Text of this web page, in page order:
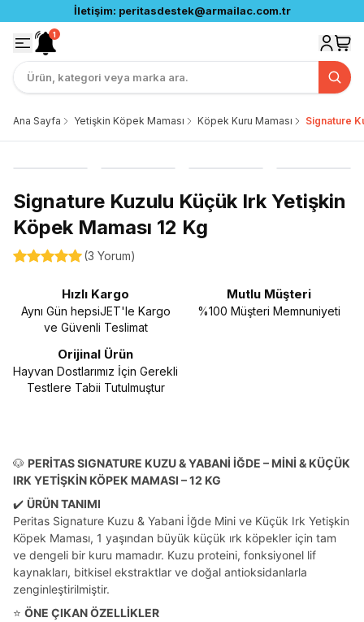
İletişim: peritasdestek@armailac.com.tr
1
Ana Sayfa Yetişkin Köpek Maması Köpek Kuru Maması Signature
Signature Kuzulu Küçük Irk Yetişkin
Köpek Maması 12 Kg
(3 Yorum)
Hızlı Kargo
Aynı Gün hepsiJET'le Kargo
ve Güvenli Teslimat
Mutlu Müşteri
%100 Müşteri Memnuniyeti
Orijinal Ürün
Hayvan Dostlarımız İçin Gerekli
Testlere Tabii Tutulmuştur
🐶 PERİTAS SIGNATURE KUZU & YABANİ İĞDE – MİNİ & KÜÇÜK
IRK YETİŞKİN KÖPEK MAMASI – 12 KG
✔️ ÜRÜN TANIMI
Peritas Signature Kuzu & Yabani İğde Mini ve Küçük Irk Yetişkin
Köpek Maması, 1 yaşından büyük küçük ırk köpekler için tam
ve dengeli bir kuru mamadır. Kuzu proteini, fonksiyonel lif
kaynakları, bitkisel ekstraktlar ve doğal antioksidanlarla
zenginleştirilmiştir.
⭐ ÖNE ÇIKAN ÖZELLİKLER